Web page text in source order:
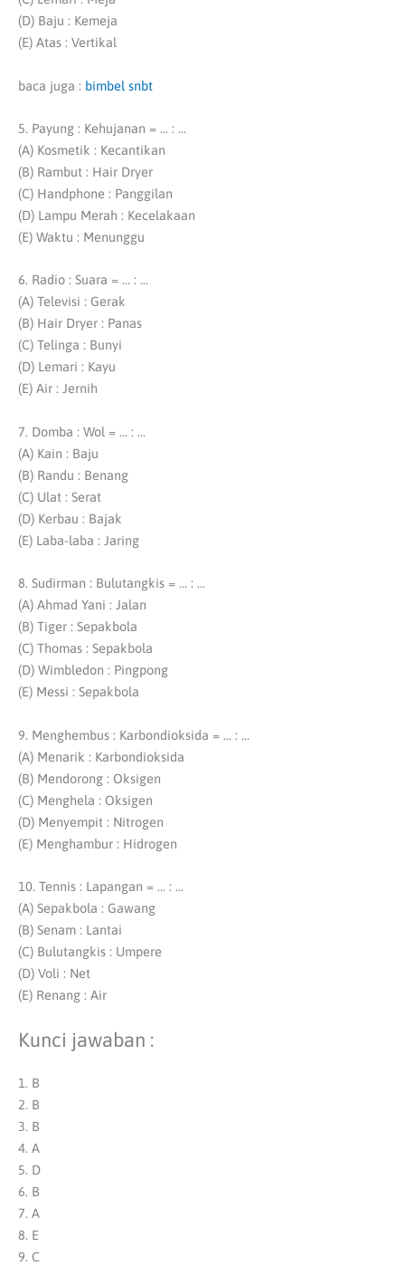
(D) Baju : Kemeja
(E) Atas : Vertikal
baca juga : bimbel snbt
5. Payung : Kehujanan = … : …
(A) Kosmetik : Kecantikan
(B) Rambut : Hair Dryer
(C) Handphone : Panggilan
(D) Lampu Merah : Kecelakaan
(E) Waktu : Menunggu
6. Radio : Suara = … : …
(A) Televisi : Gerak
(B) Hair Dryer : Panas
(C) Telinga : Bunyi
(D) Lemari : Kayu
(E) Air : Jernih
7. Domba : Wol = … : …
(A) Kain : Baju
(B) Randu : Benang
(C) Ulat : Serat
(D) Kerbau : Bajak
(E) Laba-laba : Jaring
8. Sudirman : Bulutangkis = … : …
(A) Ahmad Yani : Jalan
(B) Tiger : Sepakbola
(C) Thomas : Sepakbola
(D) Wimbledon : Pingpong
(E) Messi : Sepakbola
9. Menghembus : Karbondioksida = … : …
(A) Menarik : Karbondioksida
(B) Mendorong : Oksigen
(C) Menghela : Oksigen
(D) Menyempit : Nitrogen
(E) Menghambur : Hidrogen
10. Tennis : Lapangan = … : …
(A) Sepakbola : Gawang
(B) Senam : Lantai
(C) Bulutangkis : Umpere
(D) Voli : Net
(E) Renang : Air
Kunci jawaban :
1. B
2. B
3. B
4. A
5. D
6. B
7. A
8. E
9. C